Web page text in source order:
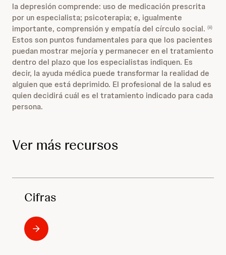
la depresión comprende: uso de medicación prescrita
por un especialista; psicoterapia; e, igualmente
importante, comprensión y empatía del círculo social. (ii)
Estos son puntos fundamentales para que los pacientes
puedan mostrar mejoría y permanecer en el tratamiento
dentro del plazo que los especialistas indiquen. Es
decir, la ayuda médica puede transformar la realidad de
alguien que está deprimido. El profesional de la salud es
quien decidirá cuál es el tratamiento indicado para cada
persona.
Ver más recursos
Cifras